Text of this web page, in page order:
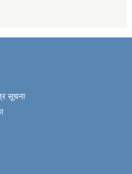
सूचना